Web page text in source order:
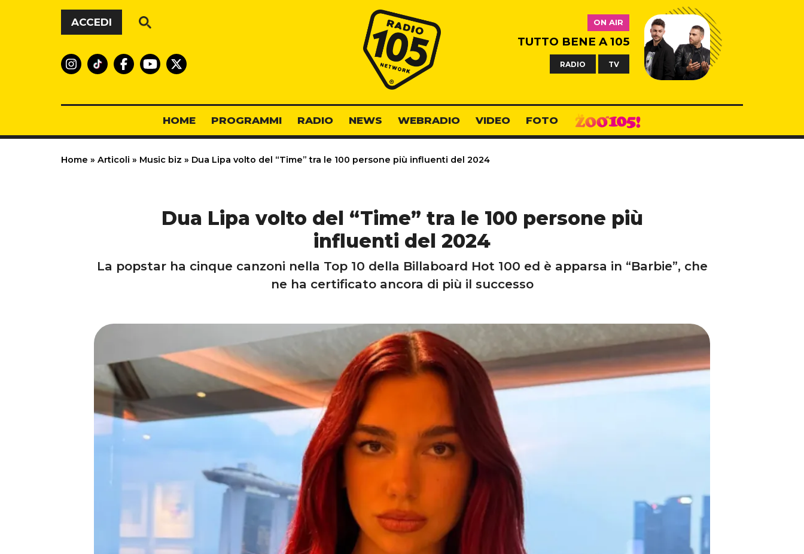
Vai al contenuto
ACCEDI
Radio 105
ON AIR
TUTTO BENE A 105
RADIO TV
HOME PROGRAMMI RADIO NEWS WEBRADIO VIDEO FOTO
Home » Articoli » Music biz » Dua Lipa volto del “Time” tra le 100 persone più influenti del 2024
Dua Lipa volto del “Time” tra le 100 persone più
influenti del 2024
La popstar ha cinque canzoni nella Top 10 della Billaboard Hot 100 ed è apparsa in “Barbie”, che
ne ha certificato ancora di più il successo